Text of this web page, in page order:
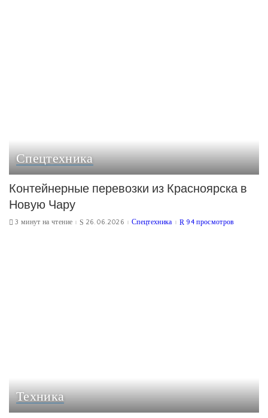
Спецтехника
Контейнерные перевозки из Красноярска в
Новую Чару
3 минут на чтение 26.06.2026 Спецтехника 94 просмотров
Техника